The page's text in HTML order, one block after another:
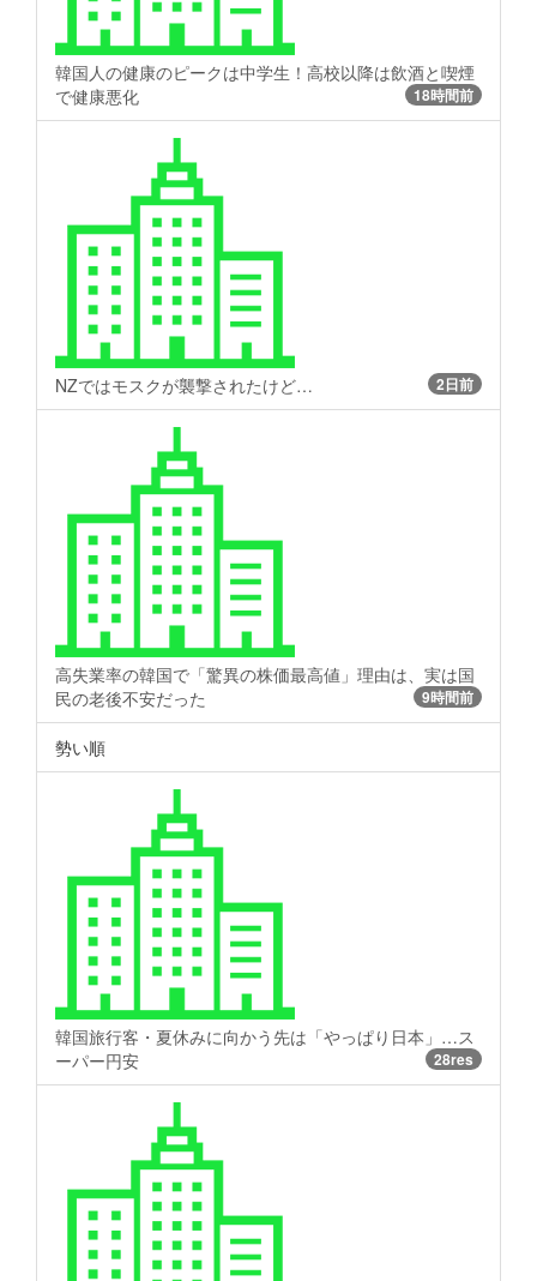
韓国人の健康のピークは中学生！高校以降は飲酒と喫煙
で健康悪化
18時間前
NZではモスクが襲撃されたけど… 2日前
高失業率の韓国で「驚異の株価最高値」理由は、実は国
民の老後不安だった
9時間前
勢い順
韓国旅行客・夏休みに向かう先は「やっぱり日本」…ス
ーパー円安
28res